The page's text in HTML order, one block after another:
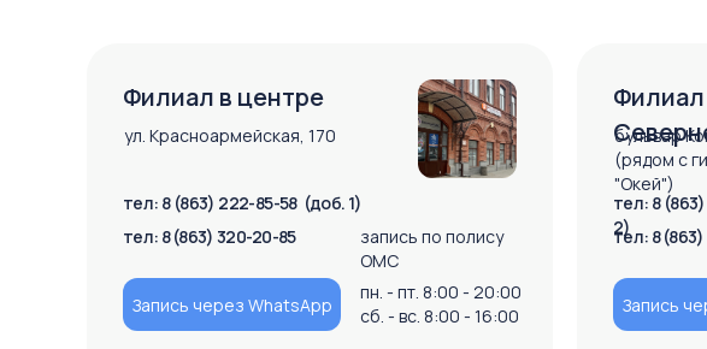
бульвар
(рядом с
"Окей")
тел: 8
2)
тел: 8
Запись
Филиал в центре
ул. Красноармейская, 170
пн. - пт. 8:00 - 20:00
сб. - вс. 8:00 - 16:00
запись по полису
ОМС
тел: 8 (863) 222-85-58 (доб. 1)
тел: 8 (863) 320-20-85
Запись через WhatsApp